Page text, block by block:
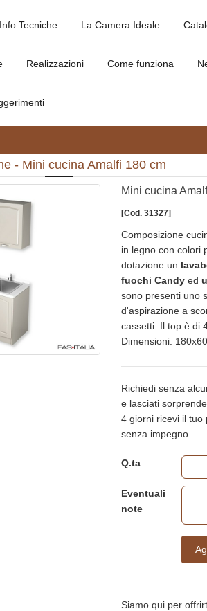
Info Tecniche La Camera Ideale
Realizzazioni Come funziona
- Mini cucina Amalfi 180 cm
Mini cucina
[Cod. 31327]
Composizione
in legno con colori
dotazione un
fuochi Candy ed
sono presenti uno
d'aspirazione a
cassetti. Il top è di
Dimensioni:
Richiedi senza
e lasciati
4 giorni ricevi il tuo
senza impegno.
Q.ta
Eventuali
note
Siamo qui per